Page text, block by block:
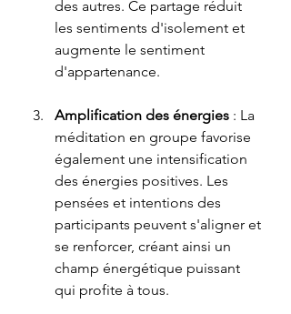
des autres. Ce partage réduit
les sentiments d'isolement et
augmente le sentiment
d'appartenance.
Amplification des énergies : La
méditation en groupe favorise
également une intensification
des énergies positives. Les
pensées et intentions des
participants peuvent s'aligner et
se renforcer, créant ainsi un
champ énergétique puissant
qui profite à tous.